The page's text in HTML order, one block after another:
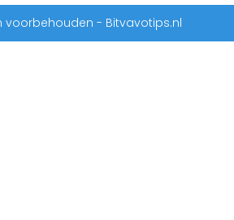
voorbehouden - Bitvavotips.nl